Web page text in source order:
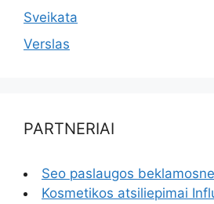
Sveikata
Verslas
PARTNERIAI
Seo paslaugos
Kosmetikos atsiliepimai